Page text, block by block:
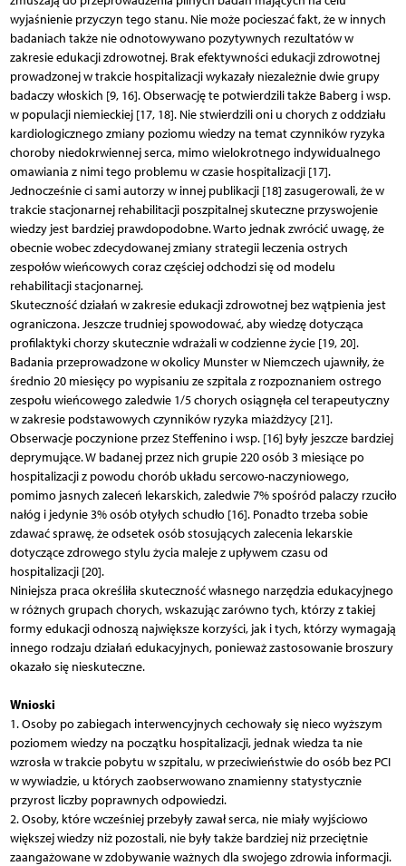
wyjaśnienie przyczyn tego stanu. Nie może pocieszać fakt, że w innych
badaniach także nie odnotowywano pozytywnych rezultatów w
zakresie edukacji zdrowotnej. Brak efektywności edukacji zdrowotnej
prowadzonej w trakcie hospitalizacji wykazały niezależnie dwie grupy
badaczy włoskich [9, 16]. Obserwację te potwierdzili także Baberg i wsp.
w populacji niemieckiej [17, 18]. Nie stwierdzili oni u chorych z oddziału
kardiologicznego zmiany poziomu wiedzy na temat czynników ryzyka
choroby niedokrwiennej serca, mimo wielokrotnego indywidualnego
omawiania z nimi tego problemu w czasie hospitalizacji [17].
Jednocześnie ci sami autorzy w innej publikacji [18] zasugerowali, że w
trakcie stacjonarnej rehabilitacji poszpitalnej skuteczne przyswojenie
wiedzy jest bardziej prawdopodobne. Warto jednak zwrócić uwagę, że
obecnie wobec zdecydowanej zmiany strategii leczenia ostrych
zespołów wieńcowych coraz częściej odchodzi się od modelu
rehabilitacji stacjonarnej.
Skuteczność działań w zakresie edukacji zdrowotnej bez wątpienia jest
ograniczona. Jeszcze trudniej spowodować, aby wiedzę dotycząca
profilaktyki chorzy skutecznie wdrażali w codzienne życie [19, 20].
Badania przeprowadzone w okolicy Munster w Niemczech ujawniły, że
średnio 20 miesięcy po wypisaniu ze szpitala z rozpoznaniem ostrego
zespołu wieńcowego zaledwie 1/5 chorych osiągnęła cel terapeutyczny
w zakresie podstawowych czynników ryzyka miażdżycy [21].
Obserwacje poczynione przez Steffenino i wsp. [16] były jeszcze bardziej
deprymujące. W badanej przez nich grupie 220 osób 3 miesiące po
hospitalizacji z powodu chorób układu sercowo-naczyniowego,
pomimo jasnych zaleceń lekarskich, zaledwie 7% spośród palaczy rzuciło
nałóg i jedynie 3% osób otyłych schudło [16]. Ponadto trzeba sobie
zdawać sprawę, że odsetek osób stosujących zalecenia lekarskie
dotyczące zdrowego stylu życia maleje z upływem czasu od
hospitalizacji [20].
Niniejsza praca określiła skuteczność własnego narzędzia edukacyjnego
w różnych grupach chorych, wskazując zarówno tych, którzy z takiej
formy edukacji odnoszą największe korzyści, jak i tych, którzy wymagają
innego rodzaju działań edukacyjnych, ponieważ zastosowanie broszury
okazało się nieskuteczne.
Wnioski
1. Osoby po zabiegach interwencyjnych cechowały się nieco wyższym
poziomem wiedzy na początku hospitalizacji, jednak wiedza ta nie
wzrosła w trakcie pobytu w szpitalu, w przeciwieństwie do osób bez PCI
w wywiadzie, u których zaobserwowano znamienny statystycznie
przyrost liczby poprawnych odpowiedzi.
2. Osoby, które wcześniej przebyły zawał serca, nie miały wyjściowo
większej wiedzy niż pozostali, nie były także bardziej niż przeciętnie
zaangażowane w zdobywanie ważnych dla swojego zdrowia informacji.